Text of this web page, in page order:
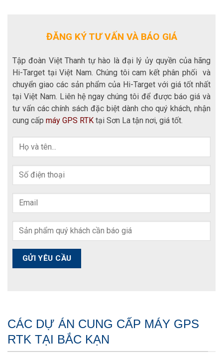
ĐĂNG KÝ TƯ VẤN VÀ BÁO GIÁ
Tập đoàn Việt Thanh tự hào là đại lý ủy quyền của hãng
Hi-Target tại Việt Nam. Chúng tôi cam kết phân phối và
chuyển giao các sản phẩm của Hi-Target với giá tốt nhất
tại Việt Nam. Liên hệ ngay chúng tôi để được báo giá và
tư vấn các chính sách đặc biệt dành cho quý khách, nhận
cung cấp máy GPS RTK tại Sơn La tận nơi, giá tốt.
CÁC DỰ ÁN CUNG CẤP MÁY GPS
RTK TẠI BẮC KẠN